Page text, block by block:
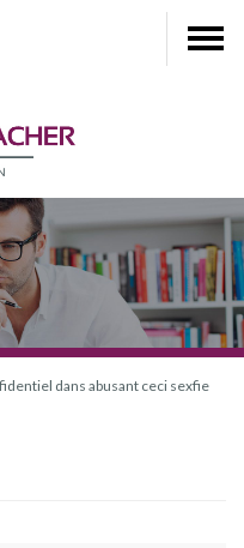
dans abusant ceci sexfie